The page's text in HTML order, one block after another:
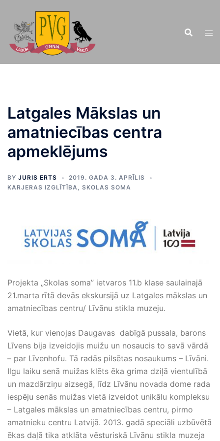
saturu
Latgales Mākslas un
amatniecības centra
apmeklējums
BY JURIS ERTS
2019. GADA 3. APRĪLIS
KARJERAS IZGLĪTĪBA, SKOLAS SOMA
Projekta „Skolas soma” ietvaros 11.b klase saulainajā
21.marta rītā devās ekskursijā uz Latgales mākslas un
amatniecības centru/ Līvānu stikla muzeju.
Vietā, kur vienojas Daugavas dabīgā pussala, barons
Līvens bija izveidojis muižu un nosaucis to savā vārdā
– par Līvenhofu. Tā radās pilsētas nosaukums – Līvāni.
Ilgu laiku senā muižas klēts ēka grima dziļā vientulībā
un mazdārziņu aizsegā, līdz Līvānu novada dome rada
iespēju senās muižas vietā izveidot unikālu kompleksu
– Latgales mākslas un amatniecības centru, pirmo
amatnieku centru Latvijā. 2013. gadā speciāli uzbūvētā
ēkas daļā tika atklāta vēsturiskā Līvānu stikla muzeja